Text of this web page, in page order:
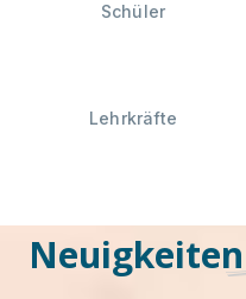
Schüler
Lehrkräfte